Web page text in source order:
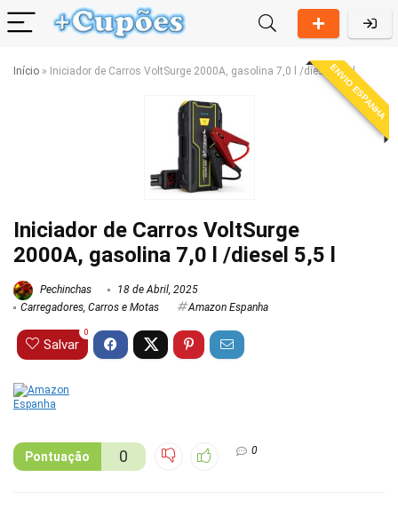
Início » Iniciador de Carros VoltSurge 2000A, gasolina 7,0 l /diesel 5,5 lENVIO ESPANHA
Iniciador de Carros VoltSurge
2000A, gasolina 7,0 l /diesel 5,5 l
Pechinchas
18 de Abril, 2025
Carregadores, Carros e Motas Amazon Espanha
Salvar
0
Pontuação 0 0